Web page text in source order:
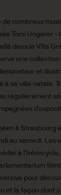
nombreux
Tomi Ungerer -
dans la Villa
une
et
à sa ville natale.
régulièrement
à Strasbourg
au samedi. Les
à
pour
et la façon dont